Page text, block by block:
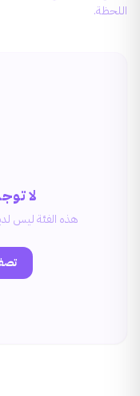
اللحظة.
لا
هذه الفئة ليس